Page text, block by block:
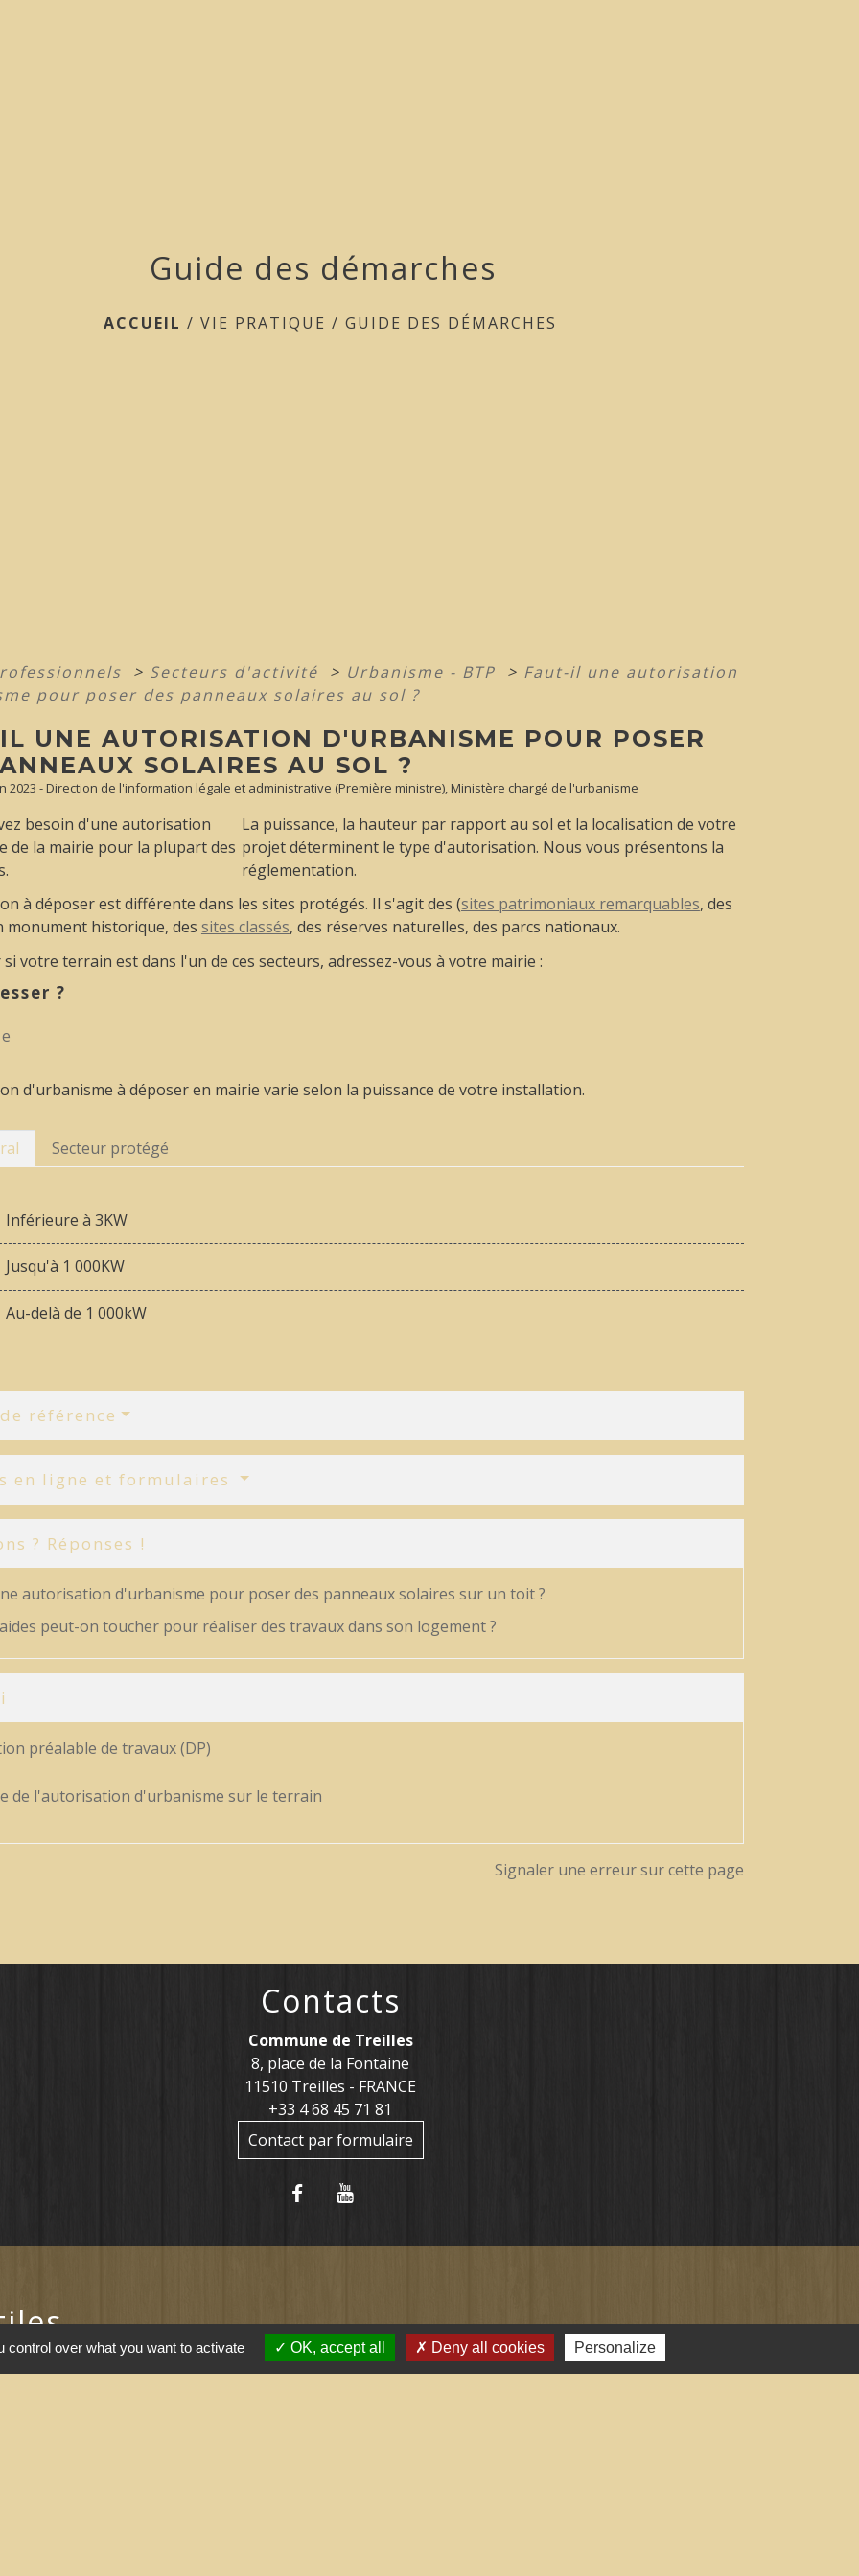
Guide des démarches
ACCUEIL /VIE PRATIQUE /GUIDE DES DÉMARCHES
> Secteurs d'activité > Urbanisme - BTP > Faut-il une autorisation
pour poser des panneaux solaires au sol ?
UNE AUTORISATION D'URBANISME POUR POSER
SOLAIRES AU SOL ?
2023 - Direction de l'information légale et administrative (Première ministre), Ministère chargé de l'urbanisme
besoin d'une autorisation
de la mairie pour la plupart des
La puissance, la hauteur par rapport au sol et la localisation de votre
projet déterminent le type d'autorisation. Nous vous présentons la
réglementation.
à déposer est différente dans les sites protégés. Il s'agit des (sites patrimoniaux remarquables, des
monument historique, des sites classés, des réserves naturelles, des parcs nationaux.
votre terrain est dans l'un de ces secteurs, adressez-vous à votre mairie :
?
d'urbanisme à déposer en mairie varie selon la puissance de votre installation.
Secteur protégé
Inférieure à 3KW
Jusqu'à 1 000KW
Au-delà de 1 000kW
référence
en ligne et formulaires
? Réponses !
autorisation d'urbanisme pour poser des panneaux solaires sur un toit ?
peut-on toucher pour réaliser des travaux dans son logement ?
préalable de travaux (DP)
de l'autorisation d'urbanisme sur le terrain
Signaler une erreur sur cette page
Contacts
Commune de Treilles
8, place de la Fontaine
11510 Treilles - FRANCE
+33 4 68 45 71 81
Contact par formulaire
over what you want to activate OK, accept all Deny all cookies Personalize